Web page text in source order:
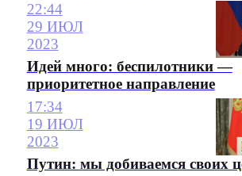
22:44
29 ИЮЛ
2023
Идей много: беспилотники —
приоритетное направление
17:34
19 ИЮЛ
2023
Путин: мы добиваемся своих